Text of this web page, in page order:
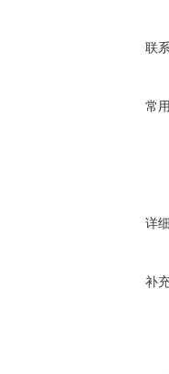
联
常
详
补